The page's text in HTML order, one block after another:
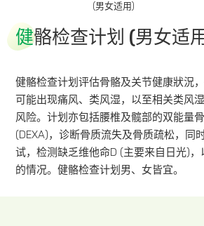
(男女适用)
健骼检查计划 (男女适
健骼检查计划评估骨骼及关节健康狀況
可能出现痛风、类风湿，以至相关类风
风险。计划亦包括腰椎及髋部的双能量
(DEXA)，诊断骨质流失及骨质疏松，同
试，检测缺乏维他命D (主要来自日光)
的情况。健骼检查计划男、女皆宜。